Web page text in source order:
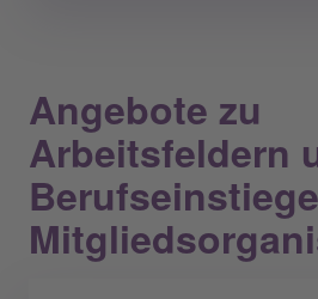
Angebote zu
Arbeitsfeldern